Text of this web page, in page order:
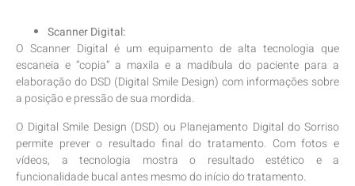
Scanner Digital:
O Scanner Digital é um equipamento de alta tecnologia que
escaneia e “copia” a maxila e a madíbula do paciente para a
elaboração do DSD (Digital Smile Design) com informações sobre
a posição e pressão de sua mordida.
O Digital Smile Design (DSD) ou Planejamento Digital do Sorriso
permite prever o resultado final do tratamento. Com fotos e
vídeos, a tecnologia mostra o resultado estético e a
funcionalidade bucal antes mesmo do início do tratamento.